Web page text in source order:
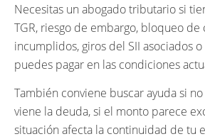
Necesitas un abogado tributario si
TGR, riesgo de embargo, bloqueo de
incumplidos, giros del SII asociados
puedes pagar en las condiciones
También conviene buscar ayuda si
viene la deuda, si el monto parece
situación afecta la continuidad de tu